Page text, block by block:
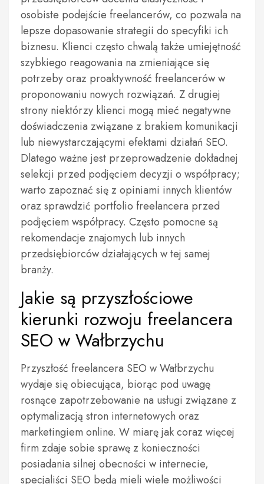
osobiste podejście freelancerów, co pozwala na
lepsze dopasowanie strategii do specyfiki ich
biznesu. Klienci często chwalą także umiejętność
szybkiego reagowania na zmieniające się
potrzeby oraz proaktywność freelancerów w
proponowaniu nowych rozwiązań. Z drugiej
strony niektórzy klienci mogą mieć negatywne
doświadczenia związane z brakiem komunikacji
lub niewystarczającymi efektami działań SEO.
Dlatego ważne jest przeprowadzenie dokładnej
selekcji przed podjęciem decyzji o współpracy;
warto zapoznać się z opiniami innych klientów
oraz sprawdzić portfolio freelancera przed
podjęciem współpracy. Często pomocne są
rekomendacje znajomych lub innych
przedsiębiorców działających w tej samej
branży.
Jakie są przyszłościowe
kierunki rozwoju freelancera
SEO w Wałbrzychu
Przyszłość freelancera SEO w Wałbrzychu
wydaje się obiecująca, biorąc pod uwagę
rosnące zapotrzebowanie na usługi związane z
optymalizacją stron internetowych oraz
marketingiem online. W miarę jak coraz więcej
firm zdaje sobie sprawę z konieczności
posiadania silnej obecności w internecie,
specjaliści SEO będą mieli wiele możliwości